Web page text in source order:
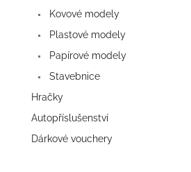
Kovové modely
Plastové modely
Papírové modely
Stavebnice
Hračky
Autopříslušenství
Dárkové vouchery